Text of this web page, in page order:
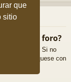
que
sitio
en este foro?
adjuntos. Si no
comuníquese con